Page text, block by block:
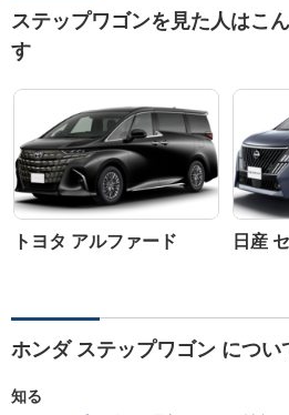
ステップワゴンを見た人はこ
す
トヨタ アルファード 日産
ホンダ ステップワゴン につい
知る